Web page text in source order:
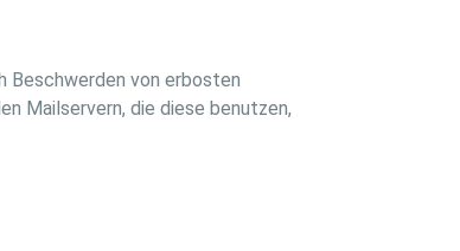
Beschwerden von erbosten
Mailservern, die diese benutzen,